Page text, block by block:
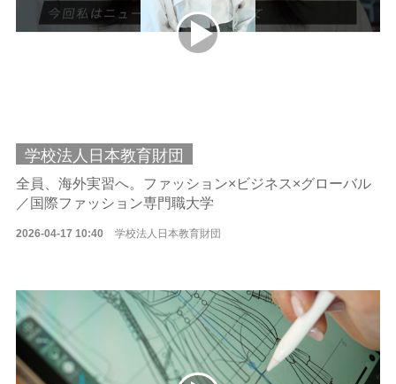
学校法人日本教育財団
全員、海外実習へ。ファッション×ビジネス×グローバル
／国際ファッション専門職大学
2026-04-17 10:40 学校法人日本教育財団